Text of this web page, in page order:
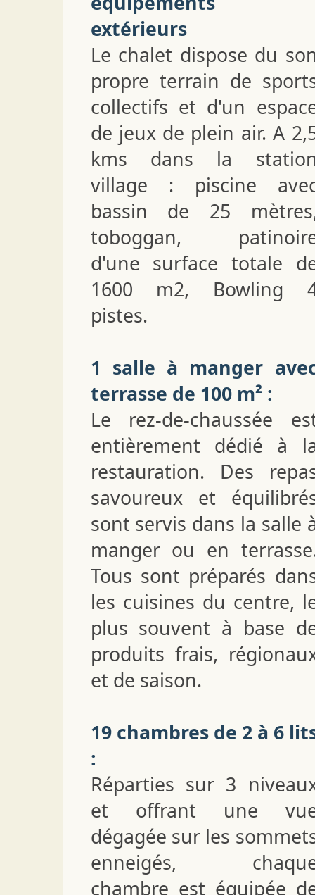
extérieurs
Le chalet dispose du
propre terrain de
collectifs et d'un
de jeux de plein air. A
kms dans la
village : piscine
bassin de 25
toboggan,
d'une surface totale
1600 m2, Bowling
pistes.
1 salle à manger
terrasse de 100 m² :
Le rez-de-chaussée
entièrement dédié à
restauration. Des
savoureux et
sont servis dans la salle
manger ou en
Tous sont préparés
les cuisines du centre,
plus souvent à base
produits frais,
et de saison.
19 chambres de 2 à 6
:
Réparties sur 3
et offrant une
dégagée sur les
enneigés,
chambre est équipée